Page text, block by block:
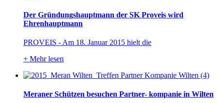
Der Gründungshauptmann der SK Proveis wird
Ehrenhauptmann
PROVEIS - Am 18. Januar 2015 hielt die
+ Mehr lesen
Meraner Schützen besuchen Partner- kompanie in Wilten